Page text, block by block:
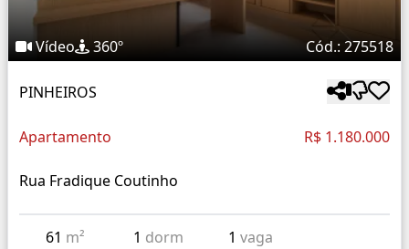
Vídeo 360º Cód.: 275518
PINHEIROS
Apartamento R$ 1.180.000
Rua Fradique Coutinho
61 m² 1 dorm 1vaga